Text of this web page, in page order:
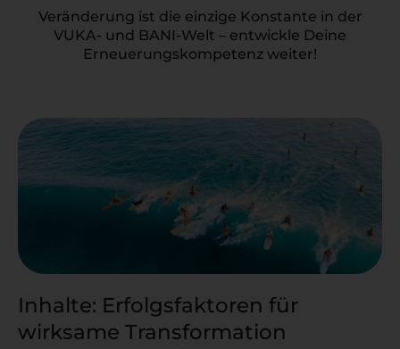
Veränderung ist die einzige Konstante in der
VUKA- und BANI-Welt – entwickle Deine
Erneuerungskompetenz weiter!
Inhalte: Erfolgsfaktoren für
wirksame Transformation